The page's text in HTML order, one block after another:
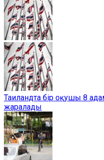
Таиландта бір оқушы 8
жаралады